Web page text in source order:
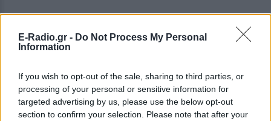
E-Radio.gr - Do Not Process My Personal
Information
If you wish to opt-out of the sale, sharing to third parties, or
processing of your personal or sensitive information for
targeted advertising by us, please use the below opt-out
section to confirm your selection. Please note that after your